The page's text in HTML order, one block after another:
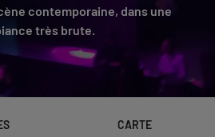
contemporaine, dans une
très brute.
CARTE